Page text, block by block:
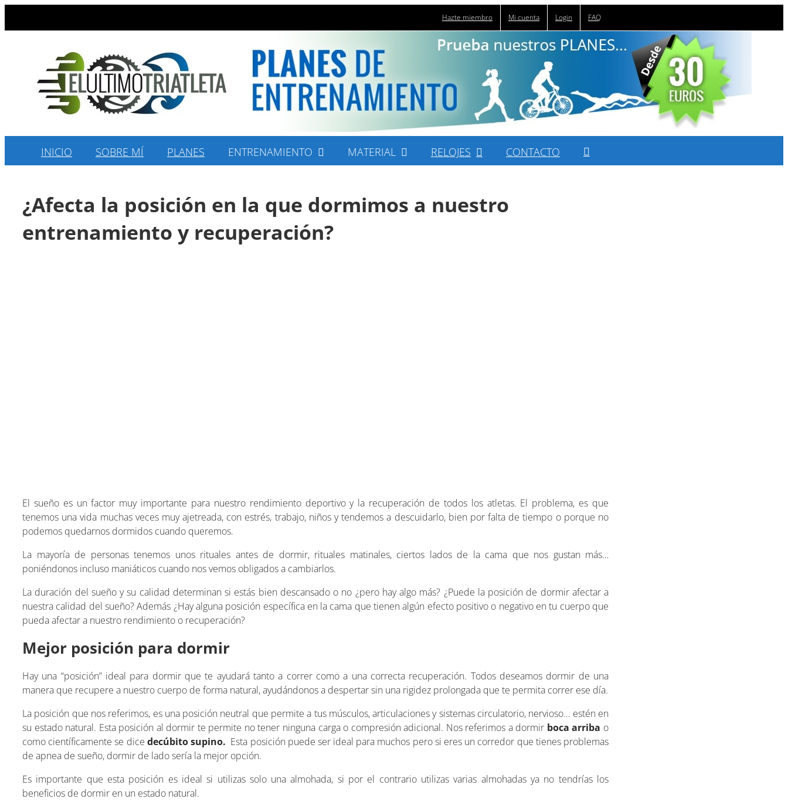
Hazte miembro Mi cuenta Login FAQ
INICIO SOBRE MÍ PLANES ENTRENAMIENTO MATERIAL RELOJES CONTACTO
¿Afecta la posición en la que dormimos a nuestro
entrenamiento y recuperación?
El sueño es un factor muy importante para nuestro rendimiento deportivo y la recuperación de todos los atletas. El problema, es que
tenemos una vida muchas veces muy ajetreada, con estrés, trabajo, niños y tendemos a descuidarlo, bien por falta de tiempo o porque no
podemos quedarnos dormidos cuando queremos.
La mayoría de personas tenemos unos rituales antes de dormir, rituales matinales, ciertos lados de la cama que nos gustan más…
poniéndonos incluso maniáticos cuando nos vemos obligados a cambiarlos.
La duración del sueño y su calidad determinan si estás bien descansado o no ¿pero hay algo más? ¿Puede la posición de dormir afectar a
nuestra calidad del sueño? Además ¿Hay alguna posición específica en la cama que tienen algún efecto positivo o negativo en tu cuerpo que
pueda afectar a nuestro rendimiento o recuperación?
Mejor posición para dormir
Hay una “posición” ideal para dormir que te ayudará tanto a correr como a una correcta recuperación. Todos deseamos dormir de una
manera que recupere a nuestro cuerpo de forma natural, ayudándonos a despertar sin una rigidez prolongada que te permita correr ese día.
La posición que nos referimos, es una posición neutral que permite a tus músculos, articulaciones y sistemas circulatorio, nervioso… estén en
su estado natural. Esta posición al dormir te permite no tener ninguna carga o compresión adicional. Nos referimos a dormir boca arriba o
como científicamente se dice decúbito supino. Esta posición puede ser ideal para muchos pero si eres un corredor que tienes problemas
de apnea de sueño, dormir de lado sería la mejor opción.
Es importante que esta posición es ideal si utilizas solo una almohada, si por el contrario utilizas varias almohadas ya no tendrías los
beneficios de dormir en un estado natural.